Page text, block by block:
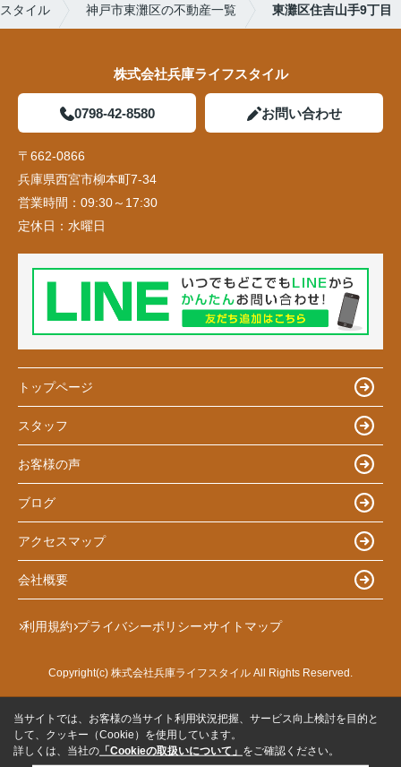
タイル 神戸市東灘区の不動産一覧 東灘区住吉山手9丁目
株式会社兵庫ライフスタイル
0798-42-8580 お問い合わせ
〒662-0866
兵庫県西宮市柳本町7-34
営業時間： 09:30～17:30
定休日： 水曜日
トップページ
スタッフ
お客様の声
ブログ
アクセスマップ
会社概要
利用規約 プライバシーポリシー サイトマップ
Copyright(c) 株式会社兵庫ライフスタイル All Rights Reserved.
当サイトでは、お客様の当サイト利用状況把握、サービス向上検討を目的と
して、クッキー（Cookie）を使用しています。
詳しくは、当社の 「Cookieの取扱いについて」 をご確認ください。